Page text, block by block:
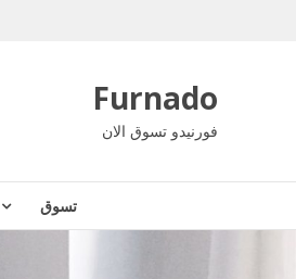
Furnado
فورنيدو تسوق الان
تسوق